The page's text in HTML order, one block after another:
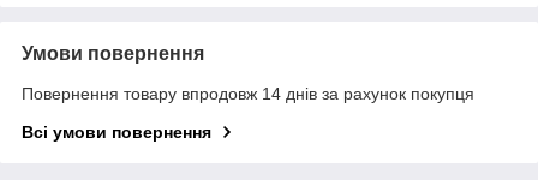
Умови повернення
Повернення товару впродовж 14 днів за рахунок покупця
Всі умови повернення